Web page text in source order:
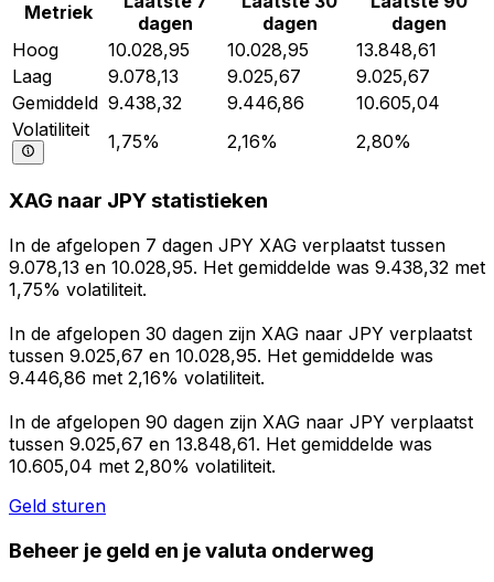
Metriek
dagen
dagen
dagen
Hoog
10.028,95 10.028,95
13.848,61
Laag
9.078,13 9.025,67
9.025,67
Gemiddeld 9.438,32 9.446,86
10.605,04
Volatiliteit
1,75% 2,16% 2,80%
XAG naar JPY statistieken
In de afgelopen 7 dagen JPY XAG verplaatst tussen
9.078,13 en 10.028,95. Het gemiddelde was 9.438,32 met
1,75% volatiliteit.
In de afgelopen 30 dagen zijn XAG naar JPY verplaatst
tussen 9.025,67 en 10.028,95. Het gemiddelde was
9.446,86 met 2,16% volatiliteit.
In de afgelopen 90 dagen zijn XAG naar JPY verplaatst
tussen 9.025,67 en 13.848,61. Het gemiddelde was
10.605,04 met 2,80% volatiliteit.
Geld sturen
Beheer je geld en je valuta onderweg